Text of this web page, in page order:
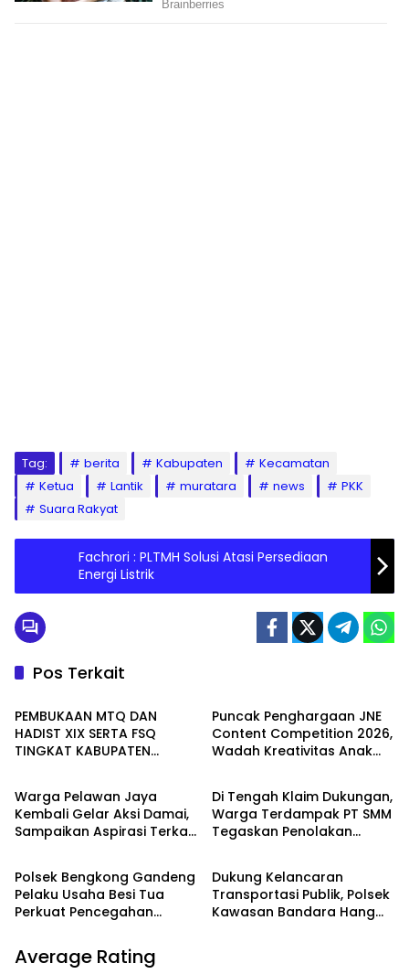
Tag: berita Kabupaten
Kecamatan
Ketua
Lantik muratara news
PKK
Suara Rakyat
Fachrori : PLTMH Solusi Atasi Persediaan
Energi Listrik
Pos Terkait
Seruyan
PEMBUKAAN MTQ DAN
HADIST XIX SERTA FSQ
TINGKAT KABUPATEN
KEJARI SERUYAN
Puncak Penghargaan JNE
Content Competition 2026,
Wadah Kreativitas Anak
WAHANA
Warga Pelawan Jaya
Kembali Gelar Aksi Damai,
Sampaikan Aspirasi Terkait
PEMERINTAHAN
Di Tengah Klaim Dukungan,
Warga Terdampak PT SMM
Tegaskan Penolakan
Dampaknya”
Batam
Polsek Bengkong Gandeng
Pelaku Usaha Besi Tua
Perkuat Pencegahan
Batam
Dukung Kelancaran
Transportasi Publik, Polsek
Kawasan Bandara Hang
Average Rating